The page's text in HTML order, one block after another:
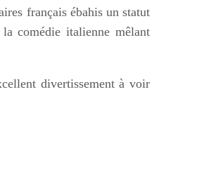
français ébahis un statut
comédie italienne mêlant
divertissement à voir